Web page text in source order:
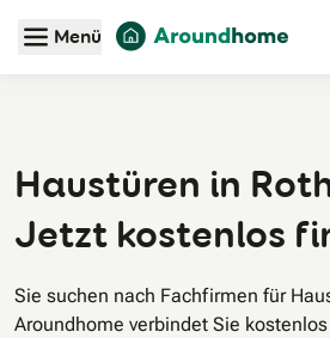
Zum Hauptinhalt
Menü
Haustüren in
Jetzt kostenlos
Sie suchen nach Fachfirmen für
Aroundhome verbindet Sie